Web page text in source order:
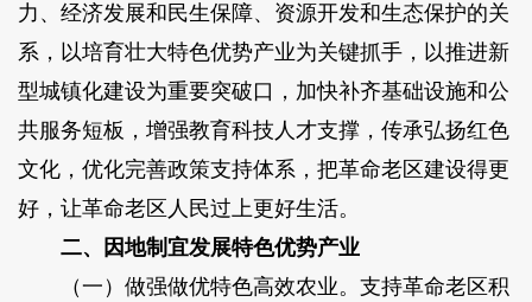
力、经济发展和民生保障、资源开发和生态保护的关
系，以培育壮大特色优势产业为关键抓手，以推进新
型城镇化建设为重要突破口，加快补齐基础设施和公
共服务短板，增强教育科技人才支撑，传承弘扬红色
文化，优化完善政策支持体系，把革命老区建设得更
好，让革命老区人民过上更好生活。
二、因地制宜发展特色优势产业
（一）做强做优特色高效农业。支持革命老区积